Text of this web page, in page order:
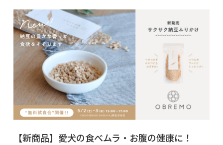
【新商品】愛犬の食べムラ・お腹の健康に！